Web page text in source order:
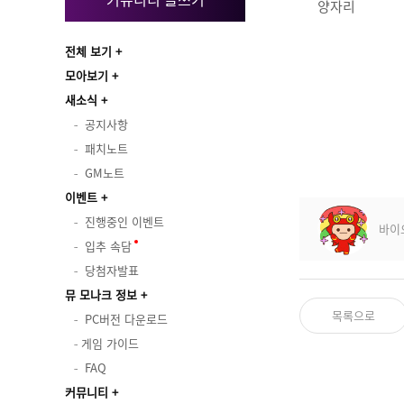
전체 보기
모아보기
새소식
공지사항
패치노트
GM노트
이벤트
진행중인 이벤트
입추 속담
당첨자발표
뮤 모나크 정보
PC버전 다운로드
게임 가이드
FAQ
커뮤니티
양자리
바이
목록으로